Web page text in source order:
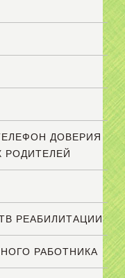
ДОВЕРИЯ
РОДИТЕЛЕЙ
РЕАБИЛИТАЦИИ
РАБОТНИКА